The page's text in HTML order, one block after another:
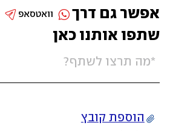
שתפו אותנו כאן
הוספת קובץ
אפשר גם דרך וואטסאפ